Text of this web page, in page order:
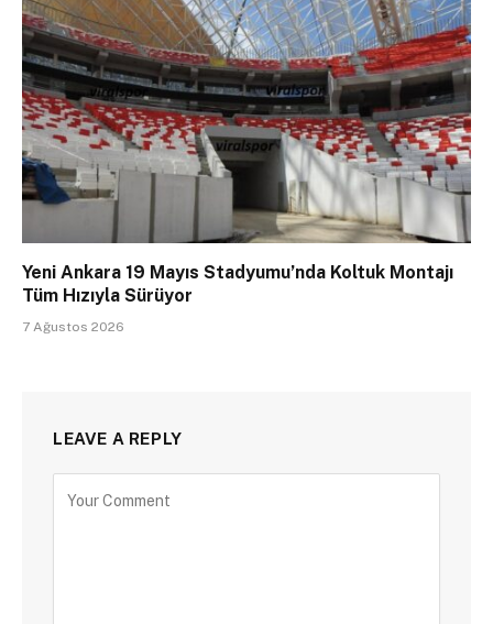
Yeni Ankara 19 Mayıs Stadyumu’nda Koltuk Montajı
Tüm Hızıyla Sürüyor
7 Ağustos 2026
LEAVE A REPLY